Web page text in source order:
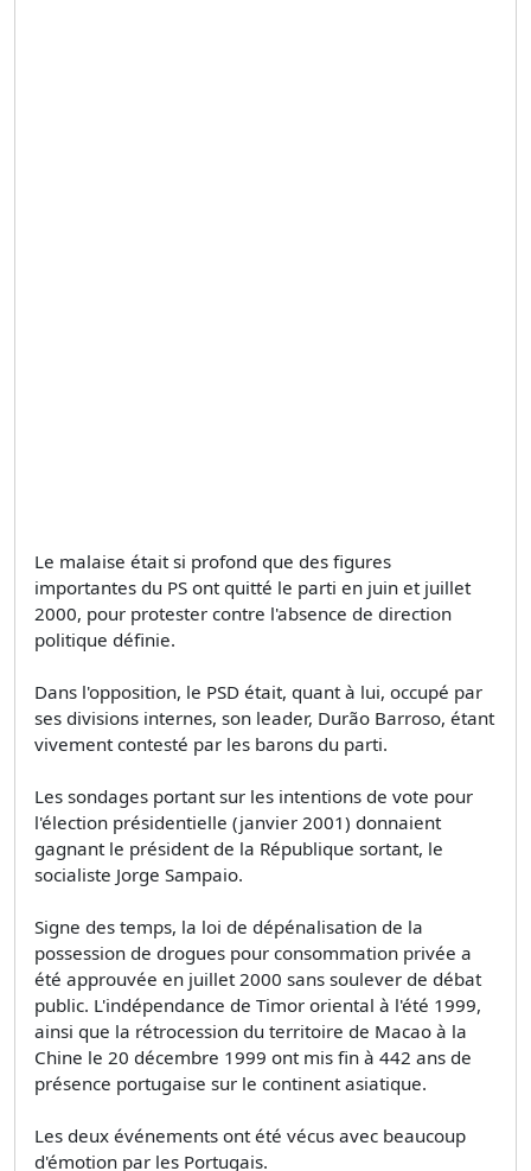
Le malaise était si profond que des figures
importantes du PS ont quitté le parti en juin et juillet
2000, pour protester contre l'absence de direction
politique définie.
Dans l'opposition, le PSD était, quant à lui, occupé par
ses divisions internes, son leader, Durão Barroso, étant
vivement contesté par les barons du parti.
Les sondages portant sur les intentions de vote pour
l'élection présidentielle (janvier 2001) donnaient
gagnant le président de la République sortant, le
socialiste Jorge Sampaio.
Signe des temps, la loi de dépénalisation de la
possession de drogues pour consommation privée a
été approuvée en juillet 2000 sans soulever de débat
public. L'indépendance de Timor oriental à l'été 1999,
ainsi que la rétrocession du territoire de Macao à la
Chine le 20 décembre 1999 ont mis fin à 442 ans de
présence portugaise sur le continent asiatique.
Les deux événements ont été vécus avec beaucoup
d'émotion par les Portugais.